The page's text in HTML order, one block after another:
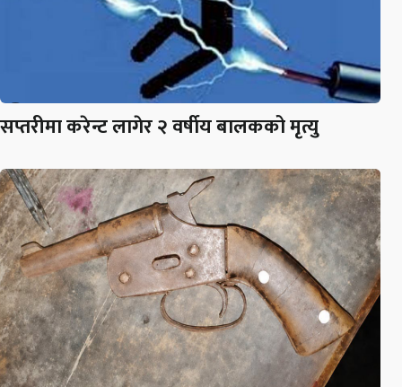
सप्तरीमा करेन्ट लागेर २ वर्षीय बालकको मृत्यु